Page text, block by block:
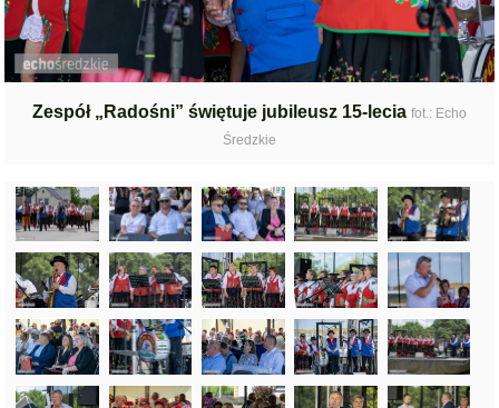
Zespół „Radośni” świętuje jubileusz 15-lecia fot.: Echo
Średzkie